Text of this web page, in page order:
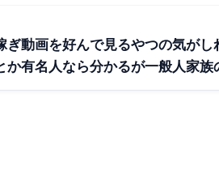
動画を好んで見るやつの気がし
有名人なら分かるが一般人家